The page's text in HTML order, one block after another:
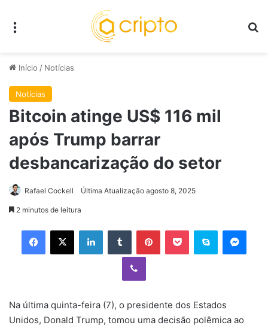
Início / Notícias
Notícias
Bitcoin atinge US$ 116 mil
após Trump barrar
desbancarização do setor
Rafael Cockell Última Atualização agosto 8, 2025
2 minutos de leitura
Facebook
X LinkedinTumblr PinterestPocket Skype
Viber
Na última quinta-feira (7), o presidente dos Estados
Unidos, Donald Trump, tomou uma decisão polêmica ao